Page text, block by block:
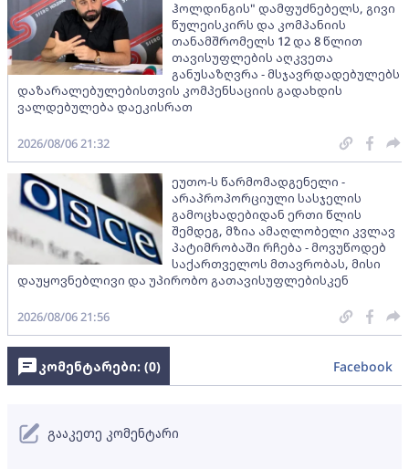
ჰოლდინგის" დამფუძნებელს, გივი
წულეისკირს და კომპანიის
თანამშრომელს 12 და 8 წლით
თავისუფლების აღკვეთა
განუსაზღვრა - მსჯავრდადებულებს
დაზარალებულებისთვის კომპენსაციის გადახდის
ვალდებულება დაეკისრათ
2026/08/06 21:32
ეუთო-ს წარმომადგენელი -
არაპროპორციული სასჯელის
გამოცხადებიდან ერთი წლის
შემდეგ, მზია ამაღლობელი კვლავ
პატიმრობაში რჩება - მოვუწოდებ
საქართველოს მთავრობას, მისი
დაუყოვნებლივი და უპირობო გათავისუფლებისკენ
2026/08/06 21:56
კომენტარები: (0) Facebook
გააკეთე კომენტარი